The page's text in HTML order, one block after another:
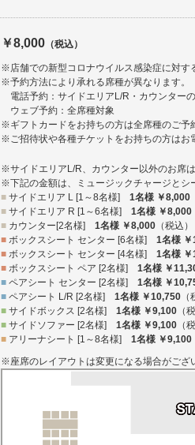
￥8,000 （税込）
※店舗での新型コロナウイルス感染症に対す
※予約方法により承れる席種が異なります。
電話予約：サイドエリアL/R・カウンター
ウェブ予約：全席種対象
※ギフトカードをお持ちの方は全席種のご予
※ご招待状や各種チケットをお持ちの方はお
※サイドエリアL/R、カウンター以外のお席
※下記の金額は、ミュージックチャージとシ
■ サイドエリア L [1～8名様] 1名様 ￥8,000
■ サイドエリア R [1～6名様] 1名様 ￥8,000
■ カウンター[2名様] 1名様 ￥8,000 （税込）
■ ボックスシート センター [6名様] 1名様
■ ボックスシート センター [4名様] 1名様
■ ボックスシート ペア [2名様] 1名様 ￥
■ ペアシート センター [2名様] 1名様 ￥
■ ペアシート L/R [2名様] 1名様 ￥10,750
■ サイドボックス [2名様] 1名様 ￥9,100 （
■ サイドソファー [2名様] 1名様 ￥9,100 （
■ アリーナシート [1～8名様] 1名様 ￥9,100
※座席のレイアウトは変更になる場合がござ